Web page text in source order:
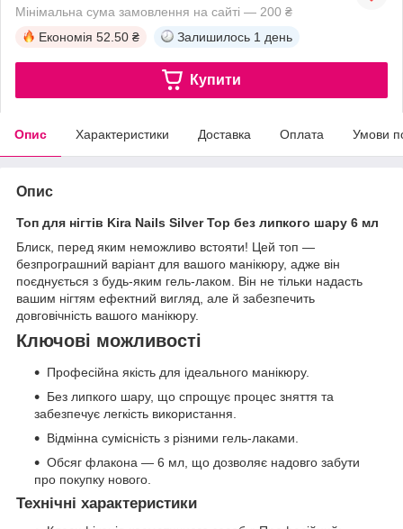
Мінімальна сума замовлення на сайті — 200 ₴
Економія 52.50 ₴ Залишилось 1 день
Купити
Опис Характеристики Доставка Оплата Умови
Опис
Топ для нігтів Kira Nails Silver Top без липкого шару 6 мл
Блиск, перед яким неможливо встояти! Цей топ —
безпрограшний варіант для вашого манікюру, адже він
поєднується з будь-яким гель-лаком. Він не тільки надасть
вашим нігтям ефектний вигляд, але й забезпечить
довговічність вашого манікюру.
Ключові можливості
Професійна якість для ідеального манікюру.
Без липкого шару, що спрощує процес зняття та
забезпечує легкість використання.
Відмінна сумісність з різними гель-лаками.
Обсяг флакона — 6 мл, що дозволяє надовго забути
про покупку нового.
Технічні характеристики